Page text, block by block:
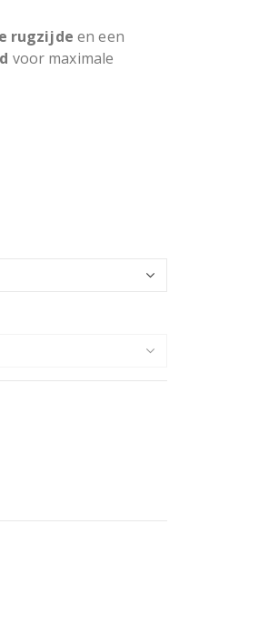
rugzijde en een
voor maximale